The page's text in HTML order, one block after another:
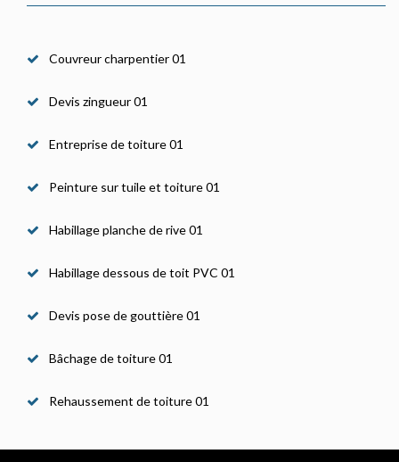
Couvreur charpentier 01
Devis zingueur 01
Entreprise de toiture 01
Peinture sur tuile et toiture 01
Habillage planche de rive 01
Habillage dessous de toit PVC 01
Devis pose de gouttière 01
Bâchage de toiture 01
Rehaussement de toiture 01